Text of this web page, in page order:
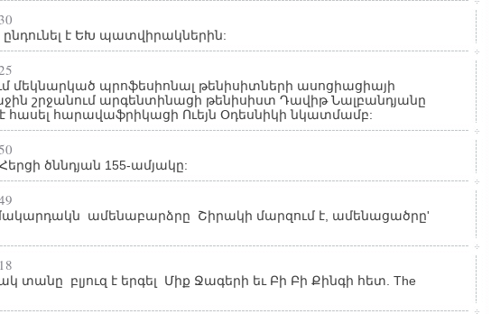
է ԵԽ պատվիրակներին:
մեկնարկած պրոֆեսիոնալ թենիսիտների ասոցիացիայի
շրջանում արգենտինացի թենիսիստ Դավիթ Նալբանդյանը
հասել հարավաֆրիկացի Ուեյն Օդեսնիկի նկատմամբ:
Հերցի ծննդյան 155-ամյակը:
ամենաբարձրը Շիրակի մարզում է, ամենացածրը'
բլյուզ է երգել Միք Ջագերի եւ Բի Բի Քինգի հետ. The